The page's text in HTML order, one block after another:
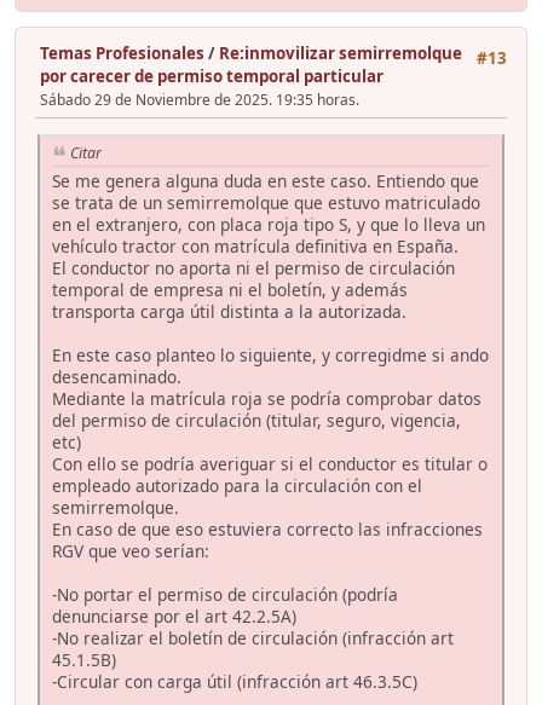
#13
Temas Profesionales / Re:inmovilizar semirremolque
por carecer de permiso temporal particular
Sábado 29 de Noviembre de 2025. 19:35 horas.
Citar
Se me genera alguna duda en este caso. Entiendo que
se trata de un semirremolque que estuvo matriculado
en el extranjero, con placa roja tipo S, y que lo lleva un
vehículo tractor con matrícula definitiva en España.
El conductor no aporta ni el permiso de circulación
temporal de empresa ni el boletín, y además
transporta carga útil distinta a la autorizada.
En este caso planteo lo siguiente, y corregidme si ando
desencaminado.
Mediante la matrícula roja se podría comprobar datos
del permiso de circulación (titular, seguro, vigencia,
etc)
Con ello se podría averiguar si el conductor es titular o
empleado autorizado para la circulación con el
semirremolque.
En caso de que eso estuviera correcto las infracciones
RGV que veo serían:
-No portar el permiso de circulación (podría
denunciarse por el art 42.2.5A)
-No realizar el boletín de circulación (infracción art
45.1.5B)
-Circular con carga útil (infracción art 46.3.5C)